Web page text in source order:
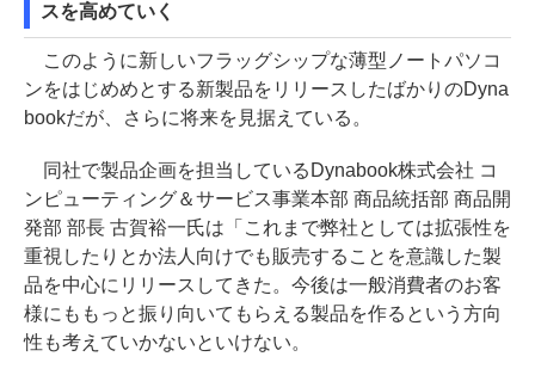
スを高めていく
このように新しいフラッグシップな薄型ノートパソコ
ンをはじめめとする新製品をリリースしたばかりのDyna
bookだが、さらに将来を見据えている。
同社で製品企画を担当しているDynabook株式会社 コ
ンピューティング＆サービス事業本部 商品統括部 商品開
発部 部長 古賀裕一氏は「これまで弊社としては拡張性を
重視したりとか法人向けでも販売することを意識した製
品を中心にリリースしてきた。今後は一般消費者のお客
様にももっと振り向いてもらえる製品を作るという方向
性も考えていかないといけない。